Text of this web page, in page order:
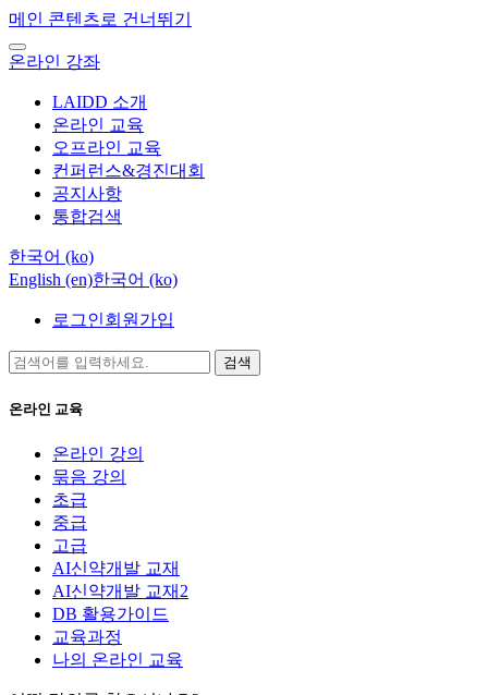
메인 콘텐츠로 건너뛰기
온라인 강좌
LAIDD 소개
온라인 교육
오프라인 교육
컨퍼런스&경진대회
공지사항
통합검색
한국어 ‎(ko)‎
English ‎(en)‎한국어 ‎(ko)‎
로그인회원가입
검색
온라인 교육
온라인 강의
묶음 강의
초급
중급
고급
AI신약개발 교재
AI신약개발 교재2
DB 활용가이드
교육과정
나의 온라인 교육